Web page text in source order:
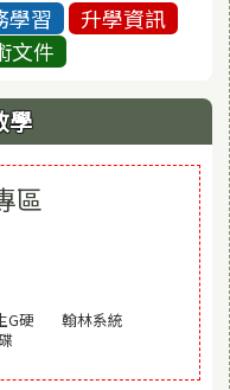
學習
升學資訊
文件
學
區
G硬
(另開視窗)
翰林系統(另開視窗)